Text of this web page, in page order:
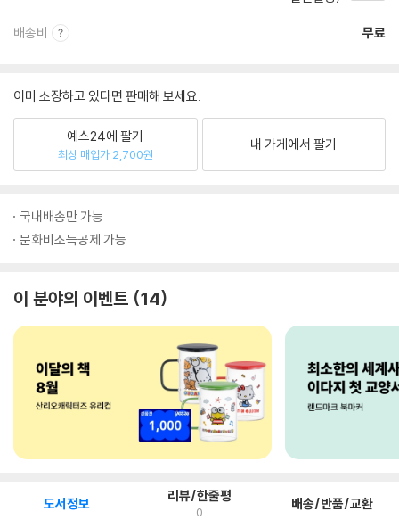
배송비 무료
이미 소장하고 있다면 판매해 보세요.
예스24에 팔기
최상 매입가 2,700원
내 가게에서 팔기
국내배송만 가능
문화비소득공제 가능
이 분야의 이벤트 14
도서정보 리뷰/한줄평
0 배송/반품/교환